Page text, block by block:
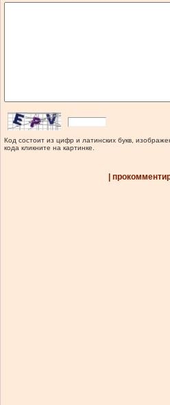
Код состоит из цифр и латинских букв,
кода кликните на картинке.
|